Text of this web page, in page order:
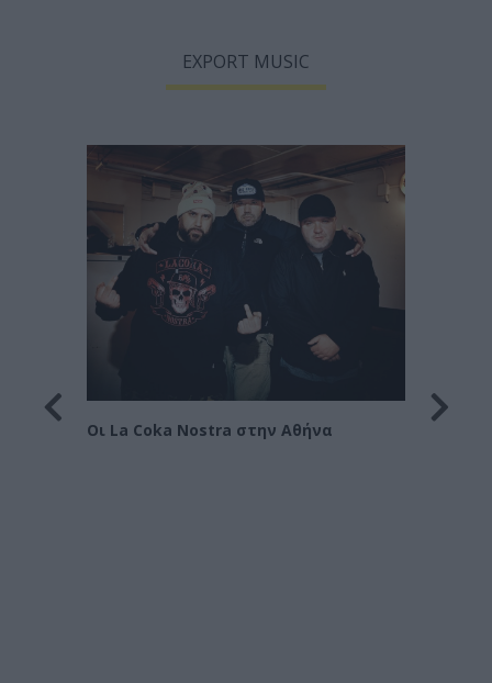
EXPORT MUSIC
Οι La Coka Nostra στην Αθήνα